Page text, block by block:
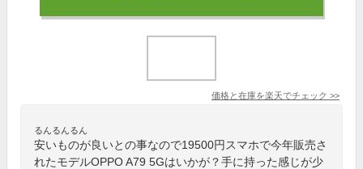
価格と在庫を楽天でチェック >>
るんるんるん
安いものが良いとの事なので19500円スマホで今年販売さ
れたモデルOPPO A79 5Gはいかが？手に持った感じが少